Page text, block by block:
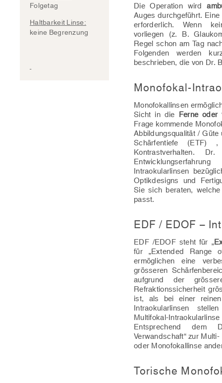
Folgetag
Haltbarkeit Linse:
keine Begrenzung
Die Operation wird
Auges durchgeführt.
erforderlich. Wenn
vorliegen (z. B.
Regel schon am Tag
Folgenden werden
beschrieben, die von Dr.
Monofokal-
Monofokallinsen
Sicht in die Ferne oder
Frage kommende
Abbildungsqualität /
Schärfentiefe (ETF)
Kontrastverhalten.
Intraokularlinsen
Optikdesigns und
Sie sich beraten,
passt.
EDF / EDOF –
EDF /EDOF steht für „
für „Extended Range
ermöglichen eine
grösseren
aufgrund der
Refraktionssicherheit
ist, als bei einer reinen
Intraokularlinsen
Multifokal-
Entsprechend dem
Verwandschaft“ zur
oder Monofokallinse
Torische